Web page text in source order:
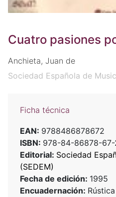
Cuatro pasiones
Anchieta, Juan de
Sociedad Española de
Ficha técnica
EAN: 9788486878672
ISBN: 978-84-86878-67-
Editorial: Sociedad
(SEDEM)
Fecha de edición: 1995
Encuadernación: Rústica